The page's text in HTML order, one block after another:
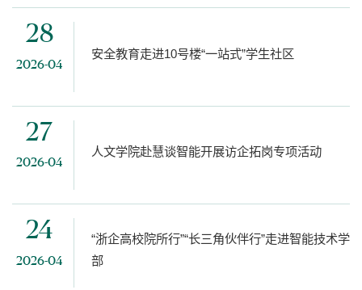
28
2026-04
安全教育走进10号楼“一站式”学生社区
27
2026-04
人文学院赴慧谈智能开展访企拓岗专项活动
24
2026-04
“浙企高校院所行”“长三角伙伴行”走进智能技术学
部